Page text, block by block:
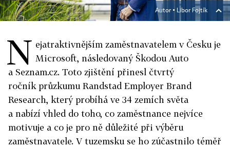
Autor ▪ Libor Fojtík
N ejatraktivnějším zaměstnavatelem v Česku je
Microsoft, následovaný Škodou Auto
a Seznam.cz. Toto zjištění přinesl čtvrtý
ročník průzkumu Randstad Employer Brand
Research, který probíhá ve 34 zemích světa
a nabízí vhled do toho, co zaměstnance nejvíce
motivuje a co je pro ně důležité při výběru
zaměstnavatele. V tuzemsku se ho zúčastnilo téměř